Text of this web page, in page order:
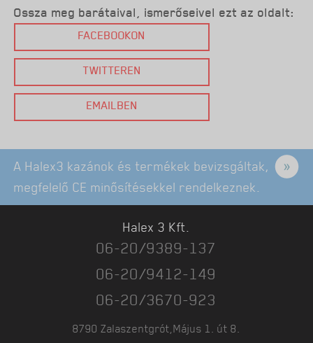
Ossza meg barátaival, ismerőseivel ezt az oldalt:
FACEBOOKON
TWITTEREN
EMAILBEN
A Halex3 kazánok és termékek bevizsgáltak,
megfelelő CE minősítésekkel rendelkeznek.
Halex 3 Kft.
06-20/9389-137
06-20/9412-149
06-20/3670-923
8790 Zalaszentgrót,Május 1. út 8.